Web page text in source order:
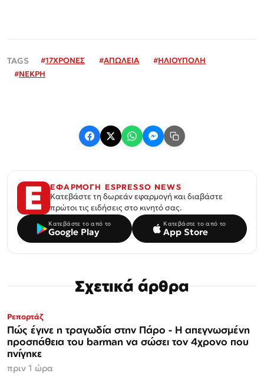
#17ΧΡΟΝΕΣ #ΑΠΩΛΕΙΑ #ΗΛΙΟΥΠΟΛΗ
#ΝΕΚΡΗ
ΕΦΑΡΜΟΓΗ ESPRESSO NEWS
Κατεβάστε τη δωρεάν εφαρμογή και διαβάστε
πρώτοι τις ειδήσεις στο κινητό σας.
Κατεβάστε το από το
Google Play
Κατεβάστε το από το
App Store
Σχετικά άρθρα
Ρεπορτάζ
Πώς έγινε η τραγωδία στην Πάρο - Η απεγνωσμένη
προσπάθεια του barman να σώσει τον 4χρονο που
πνίγηκε
πριν 1 ώρα